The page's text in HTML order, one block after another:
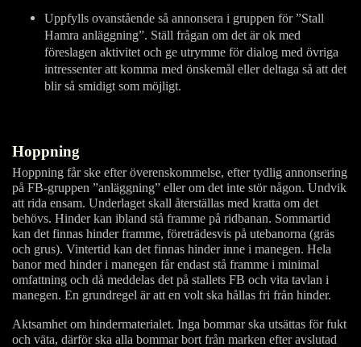
Uppfylls ovanstående så annonsera i gruppen för ”Stall
Hamra anläggning”. Ställ frågan om det är ok med
föreslagen aktivitet och ge utrymme för dialog med övriga
intressenter att komma med önskemål eller deltaga så att det
blir så smidigt som möjligt.
Hoppning
Hoppning får ske efter överenskommelse, efter tydlig annonsering
på FB-gruppen ”anläggning” eller om det inte stör någon. Undvik
att rida ensam. Underlaget skall återställas med kratta om det
behövs. Hinder kan ibland stå framme på ridbanan. Sommartid
kan det finnas hinder framme, företrädesvis på utebanorna (gräs
och grus). Vintertid kan det finnas hinder inne i manegen. Hela
banor med hinder i manegen får endast stå framme i minimal
omfattning och då meddelas det på stallets FB och vita tavlan i
manegen. En grundregel är att en volt ska hållas fri från hinder.
Aktsamhet om hindermaterialet. Inga bommar ska utsättas för fukt
och väta, därför ska alla bommar bort från marken efter avslutad